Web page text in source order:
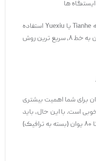
ها
اگر از هتل ‌های واقع در منطقه Tianhe یا Yuexiu استفاده
می ‌کنید، دسترسی به خط ۳ و اتصال آن به خط ۸، سریع ‌ترین روش
برای شما اهمیت بیشتری
است. با این حال، باید
آماده پرداخت هزینه ‌ای در حدود ۴۰ تا ۸۰ یوان (بسته به ترافیک)